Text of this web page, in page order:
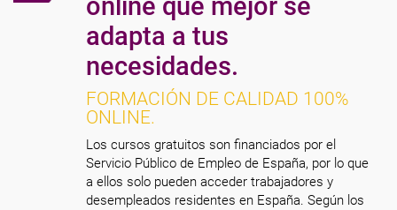
online que mejor se
adapta a tus
necesidades.
FORMACIÓN DE CALIDAD 100%
ONLINE.
Los cursos gratuitos son financiados por el
Servicio Público de Empleo de España, por lo que
a ellos solo pueden acceder trabajadores y
desempleados residentes en España. Según los